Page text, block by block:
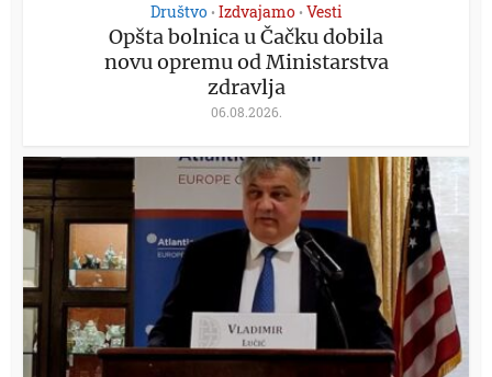
Društvo • Izdvajamo • Vesti
Opšta bolnica u Čačku dobila
novu opremu od Ministarstva
zdravlja
06.08.2026.